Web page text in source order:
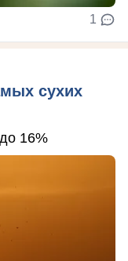
1
сухих
16%